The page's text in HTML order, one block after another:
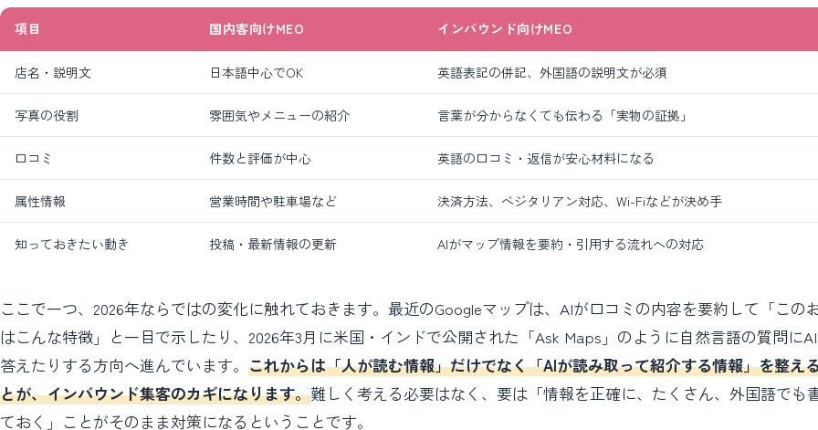
項目 国内客向けMEO インバウンド向けMEO
店名・説明文 日本語中心でOK 英語表記の併記、外国語の説明文が必須
写真の役割 雰囲気やメニューの紹介 言葉が分からなくても伝わる「実物の証拠」
口コミ 件数と評価が中心 英語の口コミ・返信が安心材料になる
属性情報 営業時間や駐車場など 決済方法、ベジタリアン対応、Wi-Fiなどが決め手
知っておきたい動き 投稿・最新情報の更新 AIがマップ情報を要約・引用する流れへの対応
ここで一つ、2026年ならではの変化に触れておきます。最近のGoogleマップは、AIが口コミの内容を要約して「この
はこんな特徴」と一目で示したり、2026年3月に米国・インドで公開された「Ask Maps」のように自然言語の質問に
答えたりする方向へ進んでいます。 これからは「人が読む情報」だけでなく「AIが読み取って紹介する情報」を整え
とが、インバウンド集客のカギになります。難しく考える必要はなく、要は「情報を正確に、たくさん、外国語でも
ておく」ことがそのまま対策になるということです。